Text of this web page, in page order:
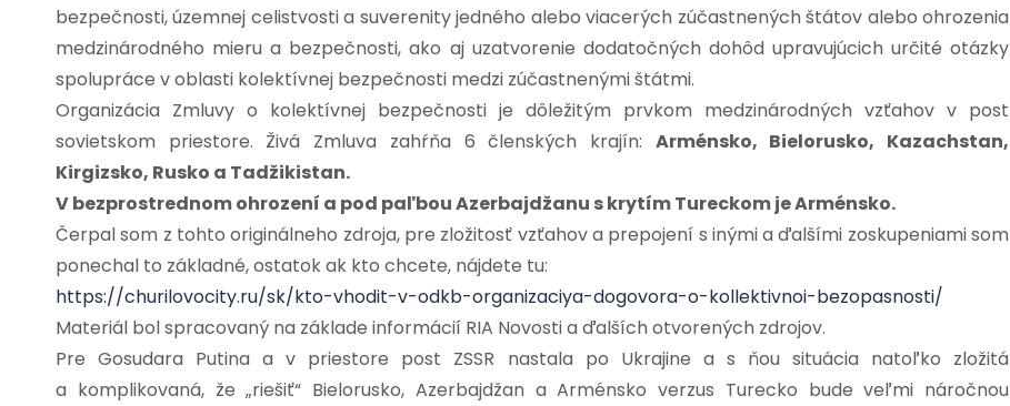
bezpečnosti, územnej celistvosti a suverenity jedného alebo viacerých zúčastnených štátov alebo ohrozenia
medzinárodného mieru a bezpečnosti, ako aj uzatvorenie dodatočných dohôd upravujúcich určité otázky
spolupráce v oblasti kolektívnej bezpečnosti medzi zúčastnenými štátmi.
Organizácia Zmluvy o kolektívnej bezpečnosti je dôležitým prvkom medzinárodných vzťahov v post
sovietskom priestore. Živá Zmluva zahŕňa 6 členských krajín: Arménsko, Bielorusko, Kazachstan,
Kirgizsko, Rusko a Tadžikistan.
V bezprostrednom ohrození a pod paľbou Azerbajdžanu s krytím Tureckom je Arménsko.
Čerpal som z tohto originálneho zdroja, pre zložitosť vzťahov a prepojení s inými a ďalšími zoskupeniami som
ponechal to základné, ostatok ak kto chcete, nájdete tu:
https://churilovocity.ru/sk/kto-vhodit-v-odkb-organizaciya-dogovora-o-kollektivnoi-bezopasnosti/
Materiál bol spracovaný na základe informácií RIA Novosti a ďalších otvorených zdrojov.
Pre Gosudara Putina a v priestore post ZSSR nastala po Ukrajine a s ňou situácia natoľko zložitá
a komplikovaná, že „riešiť“ Bielorusko, Azerbajdžan a Arménsko verzus Turecko bude veľmi náročnou